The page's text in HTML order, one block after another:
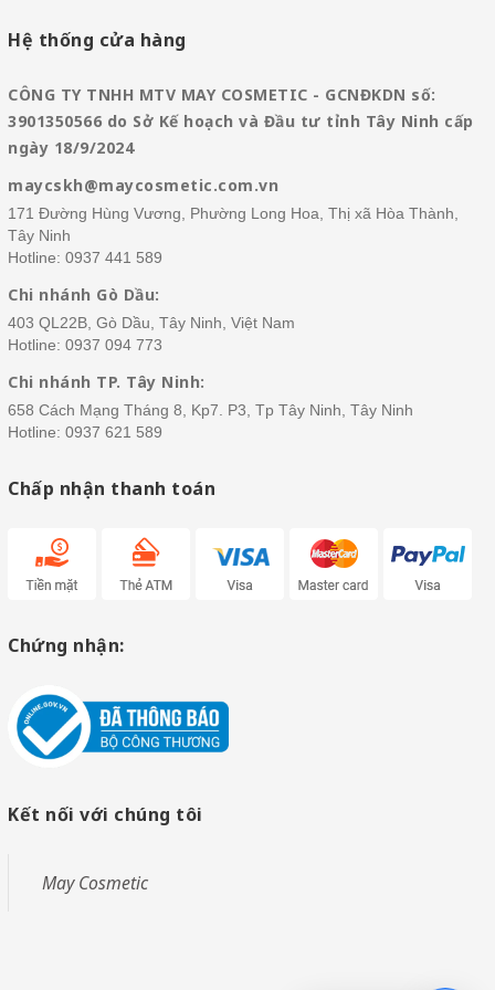
Hệ thống cửa hàng
CÔNG TY TNHH MTV MAY COSMETIC - GCNĐKDN số:
3901350566 do Sở Kế hoạch và Đầu tư tỉnh Tây Ninh cấp
ngày 18/9/2024
maycskh@maycosmetic.com.vn
171 Đường Hùng Vương, Phường Long Hoa, Thị xã Hòa Thành,
Tây Ninh
Hotline: 0937 441 589
Chi nhánh Gò Dầu:
403 QL22B, Gò Dầu, Tây Ninh, Việt Nam
Hotline: 0937 094 773
Chi nhánh TP. Tây Ninh:
658 Cách Mạng Tháng 8, Kp7. P3, Tp Tây Ninh, Tây Ninh
Hotline: 0937 621 589
Chấp nhận thanh toán
Chứng nhận:
Kết nối với chúng tôi
May Cosmetic